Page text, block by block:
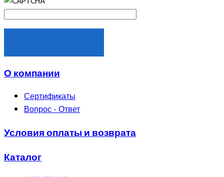
О компании
Сертификаты
Вопрос - Ответ
Условия оплаты и возврата
Каталог